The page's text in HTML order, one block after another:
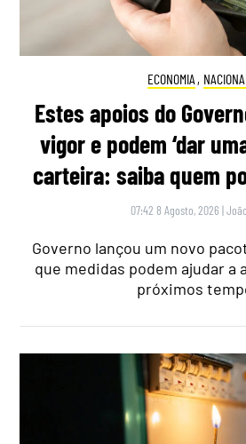
ECONOMIA ,
Estes apoios do
vigor e podem ‘dar
carteira: saiba quem
07:42 8 Agosto, 2026 |
Governo lançou um novo
que medidas podem ajudar a
próximos